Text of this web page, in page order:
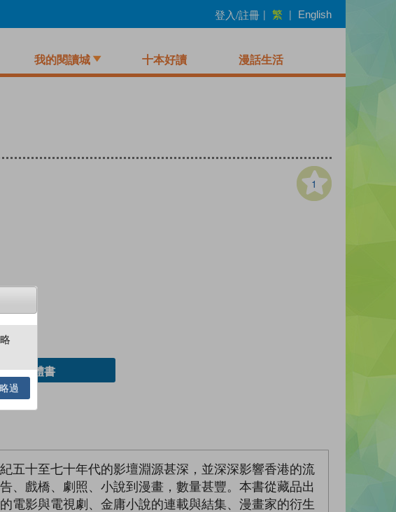
登入/註冊 | 繁 | English
我的閱讀城 十本好讀 漫話生活
1
借閱實體書
五十至七十年代的影壇淵源甚深，並深深影響香港的流
、戲橋、劇照、小說到漫畫，數量甚豐。本書從藏品出
電影與電視劇、金庸小說的連載與結集、漫畫家的衍生
略過